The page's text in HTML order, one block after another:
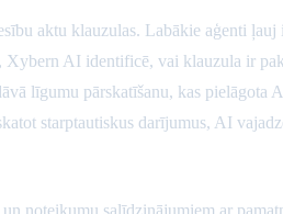
aktu klauzulas. Labākie aģenti ļauj
AI identificē, vai klauzula ir
līgumu pārskatīšanu, kas
starptautiskus darījumus, AI
noteikumu salīdzinājumiem ar